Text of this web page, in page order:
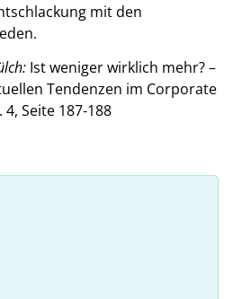
mit den
Ist weniger wirklich mehr? –
Tendenzen im Corporate
Seite 187-188